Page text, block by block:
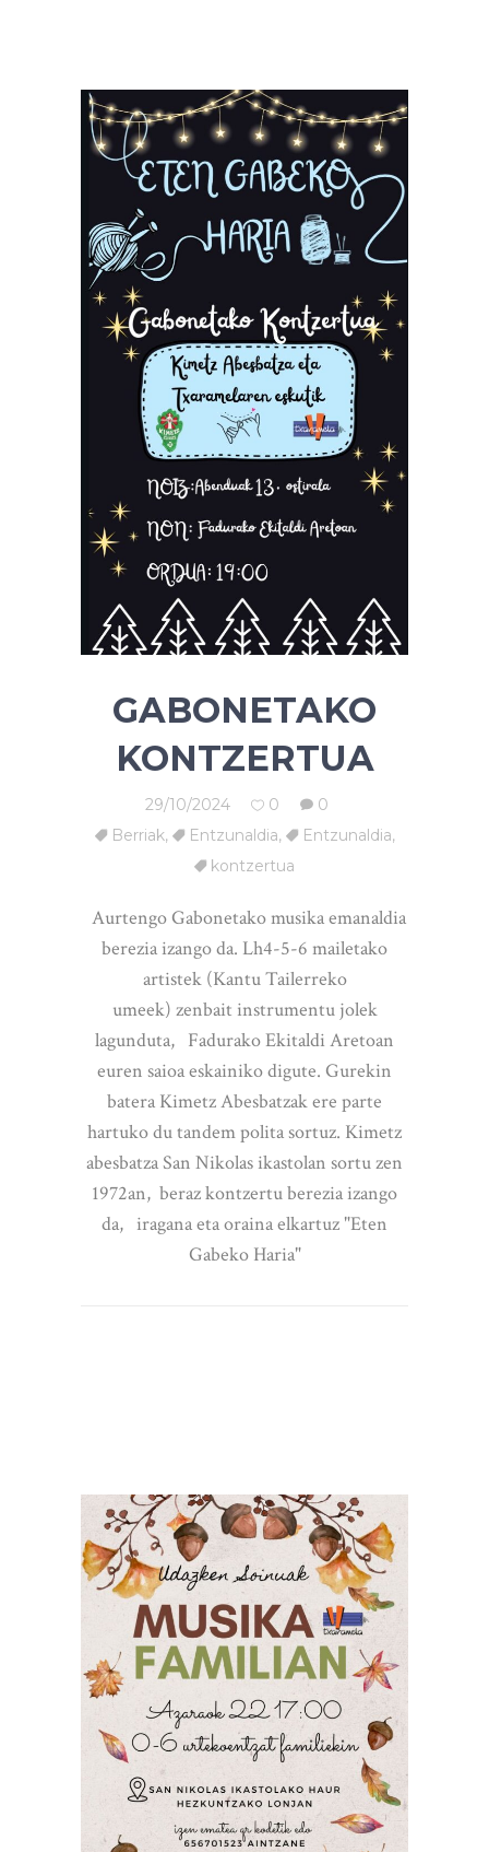
GABONETAKO
KONTZERTUA
29/10/2024 0
0
Berriak, Entzunaldia, Entzunaldia,
kontzertua
Aurtengo Gabonetako musika emanaldia
berezia izango da. Lh4-5-6 mailetako
artistek (Kantu Tailerreko
umeek) zenbait instrumentu jolek
lagunduta, Fadurako Ekitaldi Aretoan
euren saioa eskainiko digute. Gurekin
batera Kimetz Abesbatzak ere parte
hartuko du tandem polita sortuz. Kimetz
abesbatza San Nikolas ikastolan sortu zen
1972an, beraz kontzertu berezia izango
da, iragana eta oraina elkartuz "Eten
Gabeko Haria"